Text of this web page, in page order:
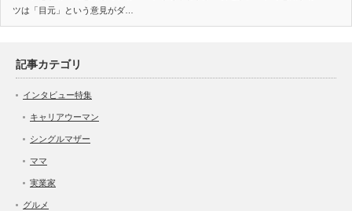
ツは「目元」という意見がダ…
記事カテゴリ
インタビュー特集
キャリアウーマン
シングルマザー
ママ
実業家
グルメ